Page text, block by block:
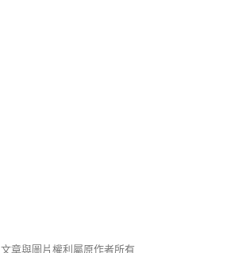
文章與圖片權利屬原作者所有